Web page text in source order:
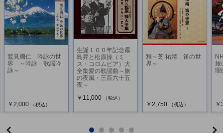
鷲見國仁 吟詠の世
界 ～吟詠 歌謡吟
詠～
￥2,000 （税込）
生誕１００年記念霧
島昇と松原操（ミ
ス・コロムビア）大
全集愛の歌謡曲～旅
の夜風・三百六十五
夜～
￥11,000
（税込）
雅～芝 祐靖 笛の世
界～
￥2,750 （税込）
旅
理